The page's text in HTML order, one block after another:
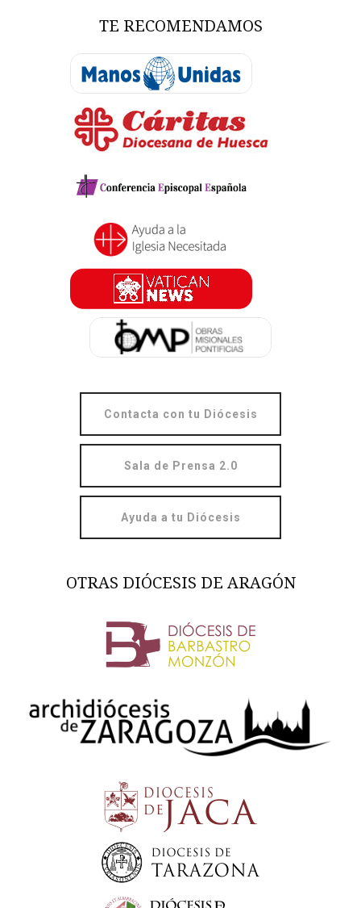
TE RECOMENDAMOS
Contacta con tu Diócesis
Sala de Prensa 2.0
Ayuda a tu Diócesis
OTRAS DIÓCESIS DE ARAGÓN